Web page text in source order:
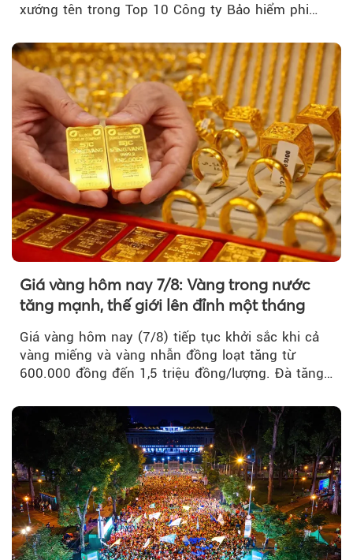
xướng tên trong Top 10 Công ty Bảo hiểm phi
Giá vàng hôm nay 7/8: Vàng trong nước
tăng mạnh, thế giới lên đỉnh một tháng
Giá vàng hôm nay (7/8) tiếp tục khởi sắc khi cả
vàng miếng và vàng nhẫn đồng loạt tăng từ
600.000 đồng đến 1,5 triệu đồng/lượng. Đà tăng
vàng thế giới bứt phá lên mức cao nhất trong
một tháng.